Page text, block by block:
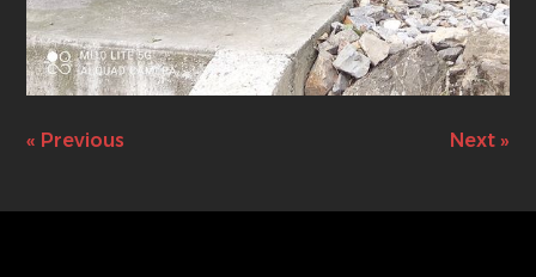
« Previous Next »